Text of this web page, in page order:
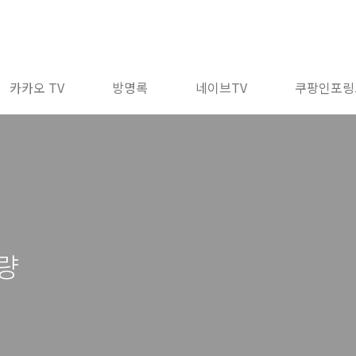
카카오 TV 방명록 네이브TV 쿠팡인포